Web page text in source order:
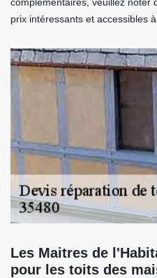
prix intéressants et accessibles à
Les Maitres de
pour les toits des